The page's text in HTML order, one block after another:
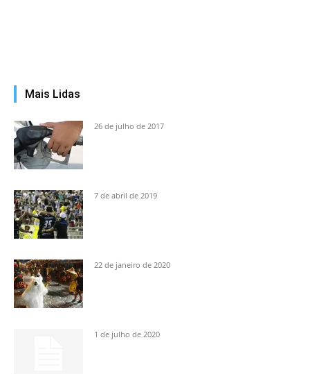
Mais Lidas
26 de julho de 2017
7 de abril de 2019
22 de janeiro de 2020
1 de julho de 2020